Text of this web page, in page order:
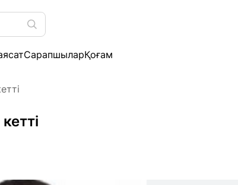
СарапшыларҚоғам